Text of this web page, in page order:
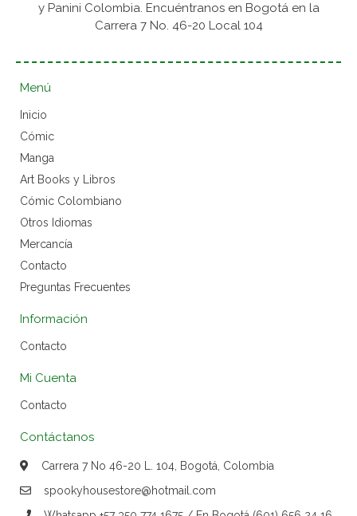
y Panini Colombia. Encuéntranos en Bogotá en la
Carrera 7 No. 46-20 Local 104
Menú
Inicio
Cómic
Manga
Art Books y Libros
Cómic Colombiano
Otros Idiomas
Mercancía
Contacto
Preguntas Frecuentes
Información
Contacto
Mi Cuenta
Contacto
Contáctanos
Carrera 7 No 46-20 L. 104, Bogotá, Colombia
spookyhousestore@hotmail.com